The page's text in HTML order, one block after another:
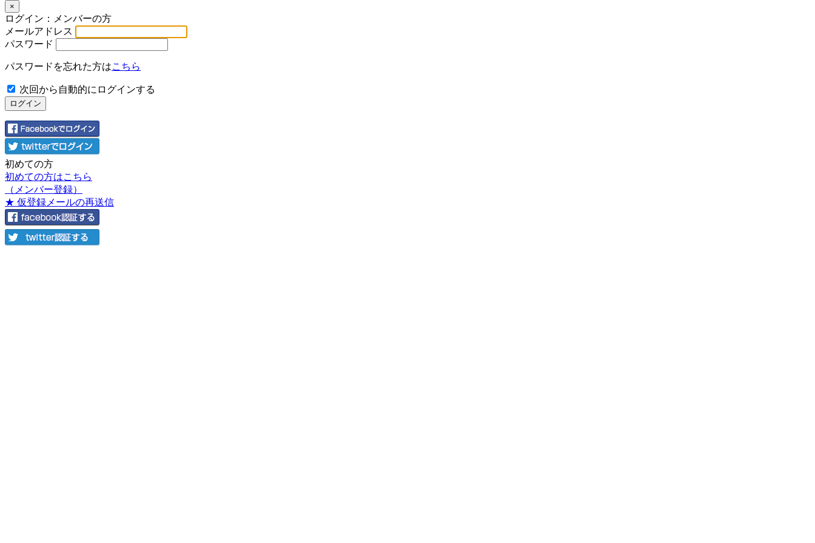
×
ログイン：メンバーの方
メールアドレス
パスワード
パスワードを忘れた方はこちら
次回から自動的にログインする
初めての方
初めての方はこちら
（メンバー登録）
★ 仮登録メールの再送信